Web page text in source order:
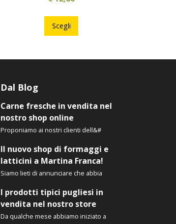
Scegli
Questo
ha
varianti.
essere
nella
del
prodotto
Dal Blog
Carne fresche in vendita nel
nostro shop online
Proponiamo ai nostri clienti dell&#
Il nuovo shop di formaggi e
latticini a Martina Franca!
Siamo lieti di annunciare che abbia
I prodotti tipici pugliesi in
vendita nel nostro store
Da qualche mese abbiamo iniziato a